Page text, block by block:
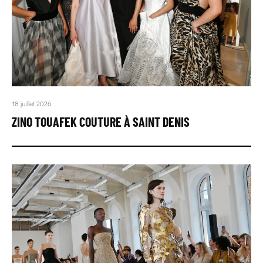
18 juillet 2026
ZINO TOUAFEK COUTURE À SAINT DENIS